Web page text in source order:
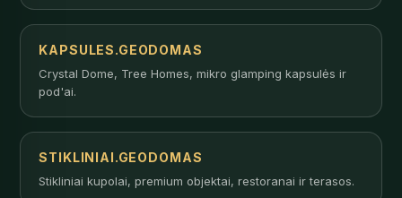
KAPSULES.GEODOMAS
Crystal Dome, Tree Homes, mikro glamping kapsulės ir
pod'ai.
STIKLINIAI.GEODOMAS
Stikliniai kupolai, premium objektai, restoranai ir terasos.